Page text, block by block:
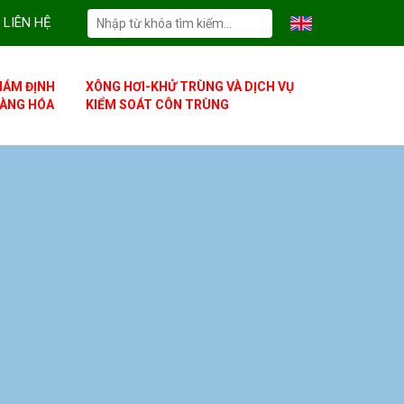
LIÊN HỆ
ĐỊNH
HÓA
XÔNG HƠI-KHỬ TRÙNG VÀ DỊCH VỤ
KIỂM SOÁT CÔN TRÙNG